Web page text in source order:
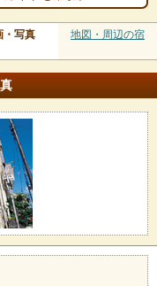
・写真 地図・周辺の宿